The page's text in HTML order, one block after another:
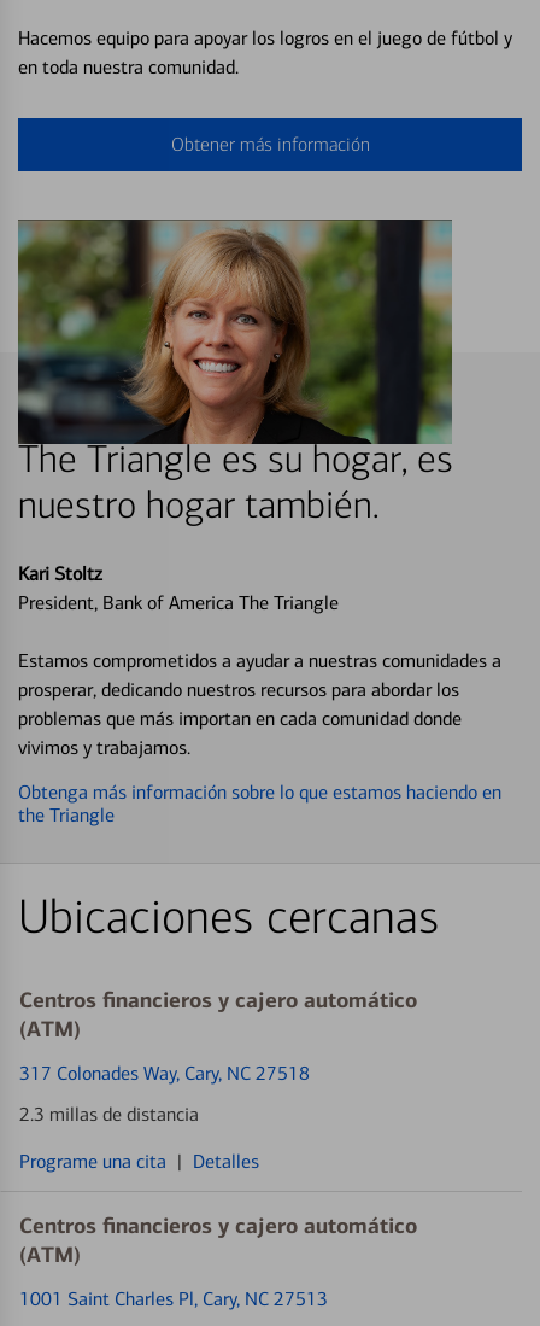
Hacemos equipo para apoyar los logros en el juego de fútbol y
en toda nuestra comunidad.
Obtener más información
The Triangle es su hogar, es
nuestro hogar también.
Kari Stoltz
President, Bank of America The Triangle
Estamos comprometidos a ayudar a nuestras comunidades a
prosperar, dedicando nuestros recursos para abordar los
problemas que más importan en cada comunidad donde
vivimos y trabajamos.
Obtenga más información sobre lo que estamos haciendo en
the Triangle
Ubicaciones cercanas
Centros financieros y cajero automático
(ATM)
317 Colonades Way, Cary, NC 27518
2.3 millas de distancia
Programe una cita | Detalles
Centros financieros y cajero automático
(ATM)
1001 Saint Charles Pl, Cary, NC 27513